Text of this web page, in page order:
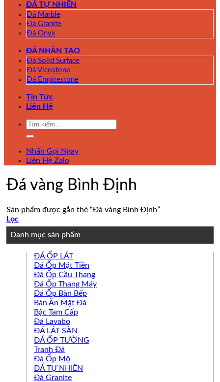
ĐÁ TỰ NHIÊN
Đá Marble
Đá Granite
Đá Onyx
ĐÁ NHÂN TẠO
Đá Solid Surface
Đá Vicostone
Đá Empirestone
Tin Tức
Liên Hệ
Tìm
Nhấn Gọi Ngay
Liên Hệ Zalo
Đá vàng Bình Định
Sản phẩm được gắn thẻ “Đá vàng Bình Định”
Lọc
Danh mục sản phẩm
ĐÁ ỐP LÁT
Đá Ốp Mặt Tiền
Đá Ốp Cầu Thang
Đá Ốp Thang Máy
Đá Ốp Bàn Bếp
Bàn Ăn Mặt Đá
Bậc Tam Cấp
Đá Lavabo
ĐÁ LÁT SÀN
ĐÁ ỐP TƯỜNG
Tranh Đá
Đá Ốp Mộ
ĐÁ TỰ NHIÊN
Đá Granite